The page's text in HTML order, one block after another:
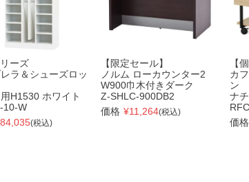
ーズ
ラ＆シューズロッ
H1530 ホワイト
W
84,035(税込)
【限定セール】
ノルム ローカウンター2
W900巾木付きダーク
Z-SHLC-900DB2
価格 ¥11,264(税込)
【
カ
ン
ナ
価格